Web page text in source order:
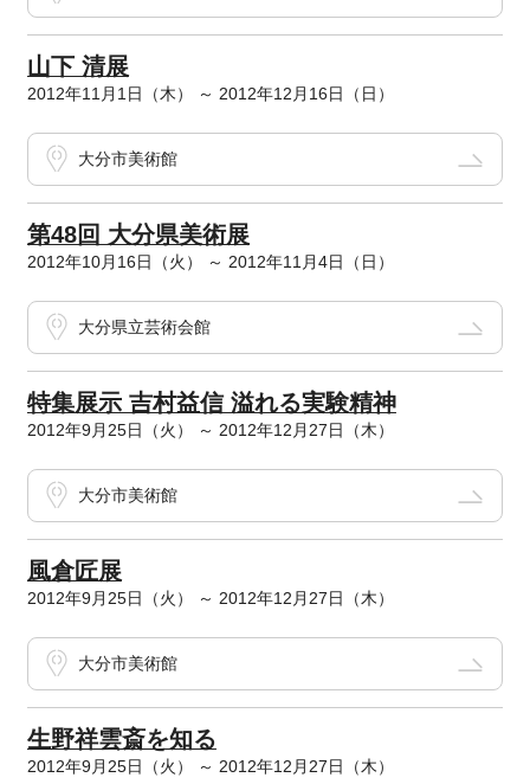
山下 清展
2012年11月1日（木） ～ 2012年12月16日（日）
大分市美術館
第48回 大分県美術展
2012年10月16日（火） ～ 2012年11月4日（日）
大分県立芸術会館
特集展示 吉村益信 溢れる実験精神
2012年9月25日（火） ～ 2012年12月27日（木）
大分市美術館
風倉匠展
2012年9月25日（火） ～ 2012年12月27日（木）
大分市美術館
生野祥雲斎を知る
2012年9月25日（火） ～ 2012年12月27日（木）